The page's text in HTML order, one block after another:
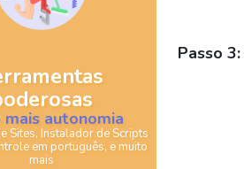
mais autonomia
Sites, Instalador de Scripts
em português, e muito
mais
Passo 3: